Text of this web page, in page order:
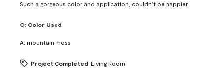
Such a gorgeous color and application, couldn’t be happier
Q: Color Used
A: mountain moss
Project Completed Living Room